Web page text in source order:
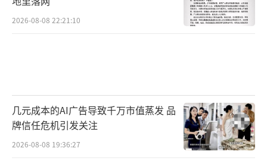
2026-08-08 22:21:10
几元成本的AI广告导致千万市值蒸发 品
牌信任危机引发关注
2026-08-08 19:36:27